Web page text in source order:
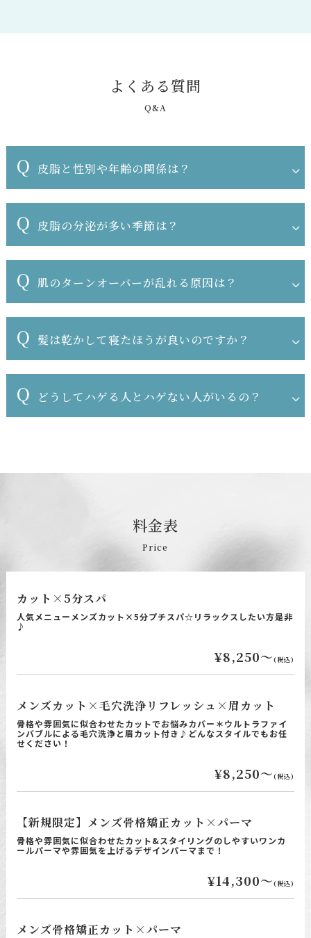
よ く あ る質問
Q&A
Q 皮脂と性別や年齢の関係は？
Q 皮脂の分泌が多い季節は？
Q 肌のターンオーバーが乱れる原因は？
Q 髪は乾かして寝たほうが良いのですか？
Q どうしてハゲる人とハゲない人がいるの？
料金表
Price
カット×5分スパ
人気メニューメンズカット×5分プチスパ☆リラックスしたい方是非
♪
¥8,250～(税込)
メンズカット×毛穴洗浄リフレッシュ×眉カット
骨格や雰囲気に似合わせたカットでお悩みカバー＊ウルトラファイ
ンバブルによる毛穴洗浄と眉カット付き♪どんなスタイルでもお任
せください！
¥8,250～(税込)
【新規限定】メンズ骨格矯正カット×パーマ
骨格や雰囲気に似合わせたカット&スタイリングのしやすいワンカ
ールパーマや雰囲気を上げるデザインパーマまで！
¥14,300～(税込)
メンズ骨格矯正カット×パーマ